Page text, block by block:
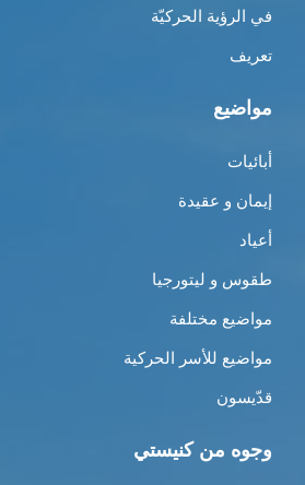
في الرؤية الحركيّة
تعريف
مواضيع
أبائيات
إيمان و عقيدة
أعياد
طقوس و ليتورجيا
مواضيع مختلفة
مواضيع للأسر الحركية
قدّيسون
وجوه من كنيستي